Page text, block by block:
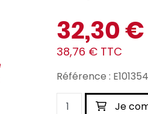
32,30 €
38,76 € TTC
Référence :
Je